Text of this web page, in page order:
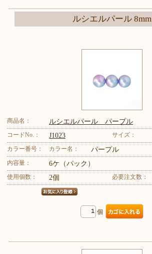
ルシエルパール 8mm
商品名： ルシエルパール パープル
コードNo.： J1023 サイズ：
カラー番号： カラー名： パープル
内容量： 6ケ（パック）
使用個数： 2個 必要注文数：
個